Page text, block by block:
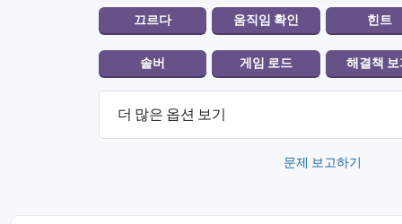
더 많은 옵션 보기
문제 보고하기